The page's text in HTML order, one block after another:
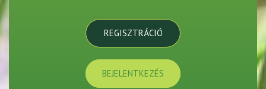
REGISZTRÁCIÓ
BEJELENTKEZÉS